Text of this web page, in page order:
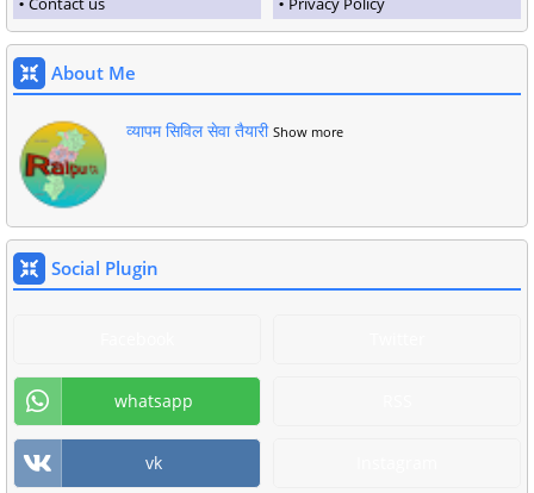
About Me
व्यापम सिविल सेवा तैयारी Show more
Social Plugin
whatsapp
vk